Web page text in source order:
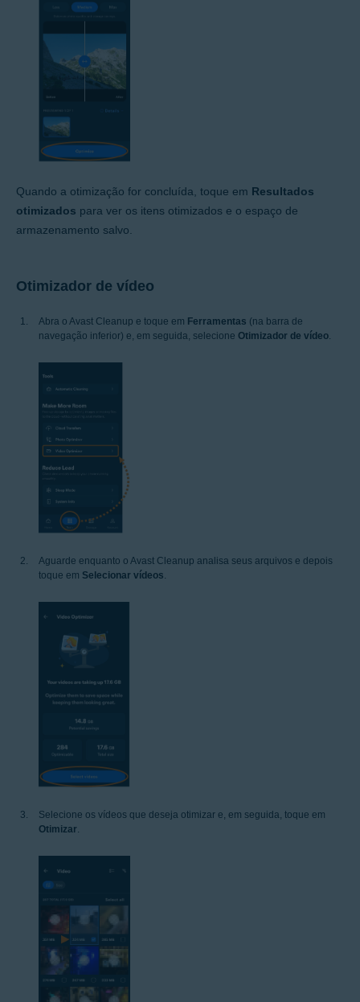
Quando a otimização for concluída, toque em Resultados
otimizados para ver os itens otimizados e o espaço de
armazenamento salvo.
Otimizador de vídeo
Abra o Avast Cleanup e toque em Ferramentas (na barra de
navegação inferior) e, em seguida, selecione Otimizador de vídeo.
Aguarde enquanto o Avast Cleanup analisa seus arquivos e depois
toque em Selecionar vídeos
Selecione os vídeos que deseja otimizar e, em seguida, toque em
Otimizar